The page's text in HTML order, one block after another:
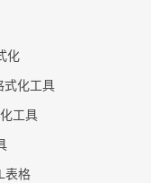
化
式化工具
工具
表格